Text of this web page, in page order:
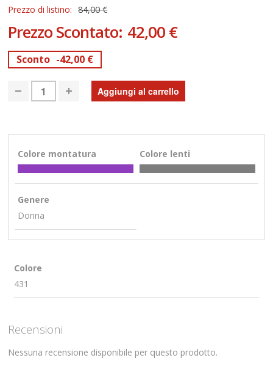
Prezzo di listino: 84,00 €
Prezzo Scontato: 42,00 €
Sconto -42,00 €
Colore montatura Colore lenti
Genere
Donna
Colore
431
Recensioni
Nessuna recensione disponibile per questo prodotto.